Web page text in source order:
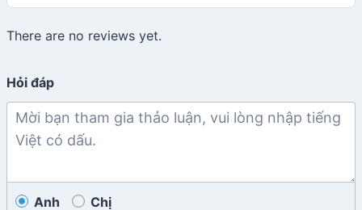
There are no reviews yet.
Hỏi đáp
Anh Chị